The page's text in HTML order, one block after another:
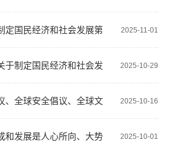
察 2025-11-01
定国民经济和社会发展第
》的说明 2025-10-29
于制定国民经济和社会发
建议 2025-10-16
、全球安全倡议、全球文
2025-10-01
和发展是人心所向、大势